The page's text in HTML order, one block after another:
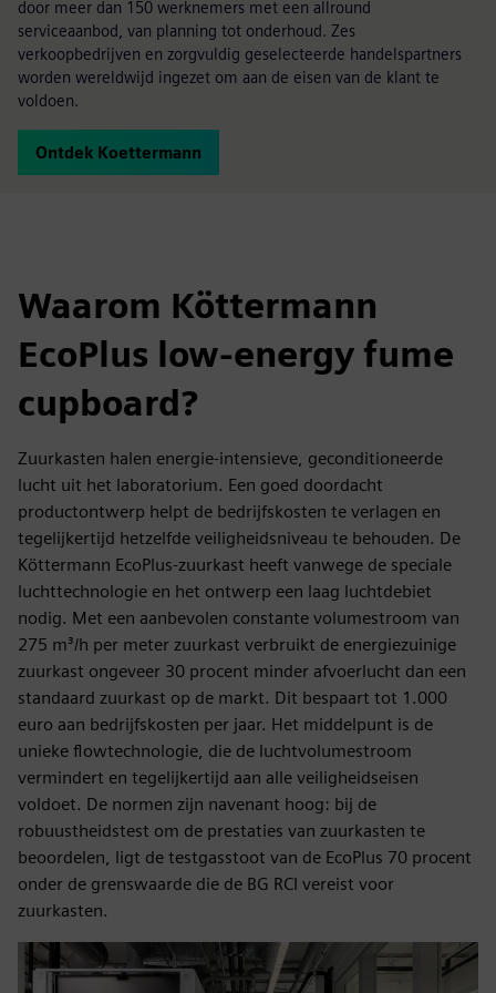
door meer dan 150 werknemers met een allround
serviceaanbod, van planning tot onderhoud. Zes
verkoopbedrijven en zorgvuldig geselecteerde handelspartners
worden wereldwijd ingezet om aan de eisen van de klant te
voldoen.
Ontdek Koettermann
Waarom Köttermann
EcoPlus low-energy fume
cupboard?
Zuurkasten halen energie-intensieve, geconditioneerde
lucht uit het laboratorium. Een goed doordacht
productontwerp helpt de bedrijfskosten te verlagen en
tegelijkertijd hetzelfde veiligheidsniveau te behouden. De
Köttermann EcoPlus-zuurkast heeft vanwege de speciale
luchttechnologie en het ontwerp een laag luchtdebiet
nodig. Met een aanbevolen constante volumestroom van
275 m³/h per meter zuurkast verbruikt de energiezuinige
zuurkast ongeveer 30 procent minder afvoerlucht dan een
standaard zuurkast op de markt. Dit bespaart tot 1.000
euro aan bedrijfskosten per jaar. Het middelpunt is de
unieke flowtechnologie, die de luchtvolumestroom
vermindert en tegelijkertijd aan alle veiligheidseisen
voldoet. De normen zijn navenant hoog: bij de
robuustheidstest om de prestaties van zuurkasten te
beoordelen, ligt de testgasstoot van de EcoPlus 70 procent
onder de grenswaarde die de BG RCI vereist voor
zuurkasten.